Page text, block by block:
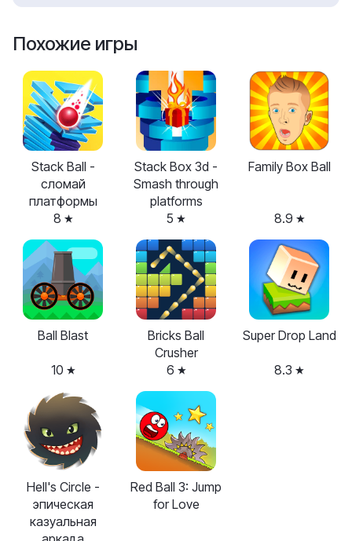
Похожие игры
Stack Ball -
сломай
платформы
8
Stack Box 3d -
Smash through
platforms
5
Family Box Ball
8.9
Ball Blast
10
Bricks Ball
Crusher
6
Super Drop Land
8.3
Hell's Circle -
эпическая
казуальная
Red Ball 3: Jump
for Love